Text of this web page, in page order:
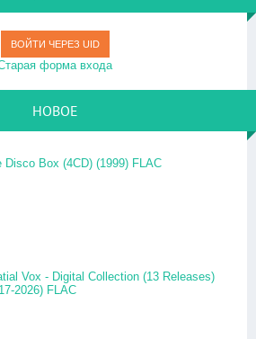
ВОЙТИ ЧЕРЕЗ UID
форма входа
НОВОЕ
Disco Box (4CD) (1999) FLAC
Vox - Digital Collection (13 Releases)
2026) FLAC